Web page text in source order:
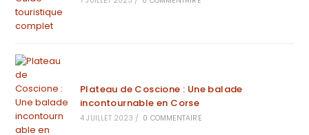
Plateau de Coscione : Une balade
incontournable en Corse
4 JUILLET 2023 / 0 COMMENTAIRE